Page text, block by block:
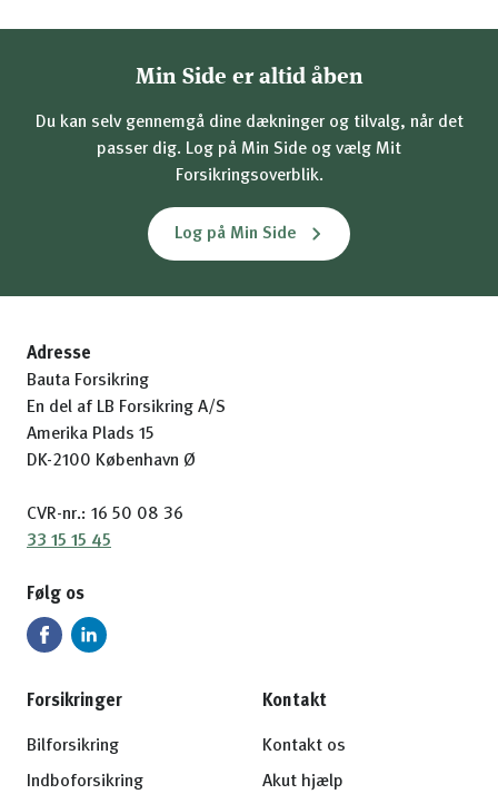
Min Side er altid åben
Du kan selv gennemgå dine dækninger og tilvalg, når det
passer dig. Log på Min Side og vælg Mit
Forsikringsoverblik.
Log på Min Side
Adresse
Bauta Forsikring
En del af LB Forsikring A/S
Amerika Plads 15
DK-2100 København Ø
CVR-nr.: 16 50 08 36
33 15 15 45
Følg os
Forsikringer
Bilforsikring
Indboforsikring
Kontakt
Kontakt os
Akut hjælp